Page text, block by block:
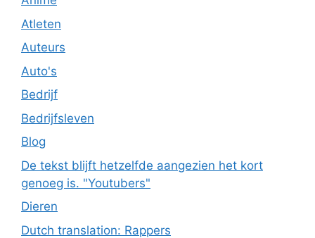
Atleten
Auteurs
Auto's
Bedrijf
Bedrijfsleven
Blog
De tekst blijft hetzelfde aangezien het kort
genoeg is. "Youtubers"
Dieren
Dutch translation: Rappers